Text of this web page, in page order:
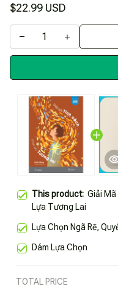
$22.99 USD
This product: Giải
Lựa Tương Lai
Lựa Chọn Ngã Rẽ,
Dám Lựa Chọn
TOTAL PRICE